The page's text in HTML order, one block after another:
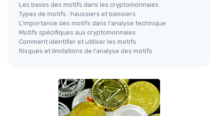
Les bases des motifs dans les cryptomonnaies
Types de motifs : haussiers et baissiers
L'importance des motifs dans l'analyse technique
Motifs spécifiques aux cryptomonnaies
Comment identifier et utiliser les motifs
Risques et limitations de l'analyse des motifs